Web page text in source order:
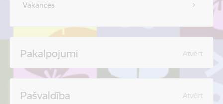
Vakances
Pakalpojumi Atvērt
Pašvaldība Atvērt